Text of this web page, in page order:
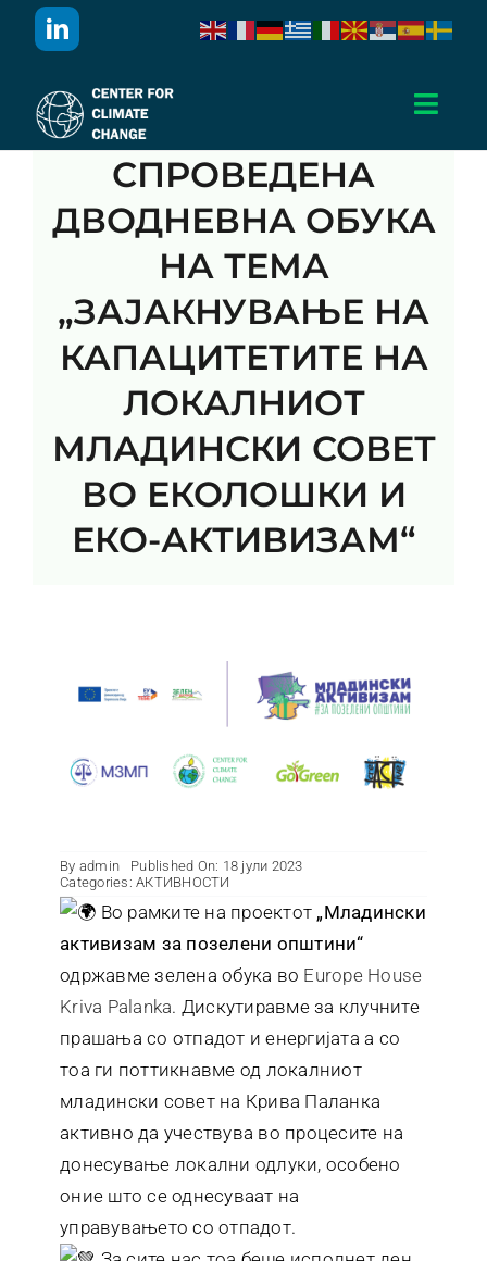
За Нас
Активности
Публикации
Контакт
СПРОВЕДЕНА
ДВОДНЕВНА ОБУКА
НА ТЕМА
„ЗАЈАКНУВАЊЕ НА
КАПАЦИТЕТИТЕ НА
ЛОКАЛНИОТ
МЛАДИНСКИ СОВЕТ
ВО ЕКОЛОШКИ И
ЕКО-АКТИВИЗАМ“
By admin
Published On: 18 јули 2023
Categories:АКТИВНОСТИ
Во рамките на проектот „Младински
активизам за позелени општини“
одржавме зелена обука во Europe House
Kriva Palanka. Дискутиравме за клучните
прашања со отпадот и енергијата a со
тоа ги поттикнавме од локалниот
младински совет на Крива Паланка
активно да учествува во процесите на
донесување локални одлуки, особено
оние што се однесуваат на
управувањето со отпадот.